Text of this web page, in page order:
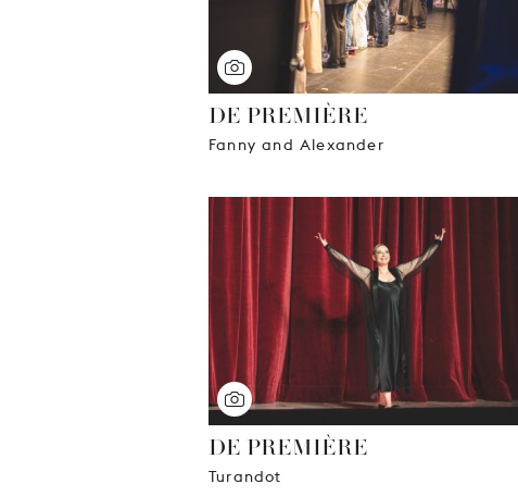
DE PREMIÈRE
Fanny and Alexander
DE PREMIÈRE
Turandot